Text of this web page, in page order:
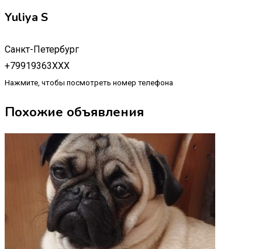
Yuliya S
Санкт-Петербург
+79919363XXX
Нажмите, чтобы посмотреть номер телефона
Похожие объявления